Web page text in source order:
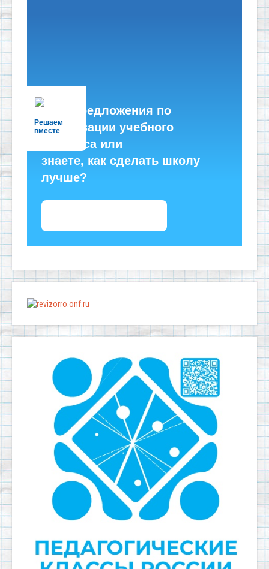
Решаем
вместе
Есть предложения по
организации учебного
процесса или
знаете, как сделать школу
лучше?